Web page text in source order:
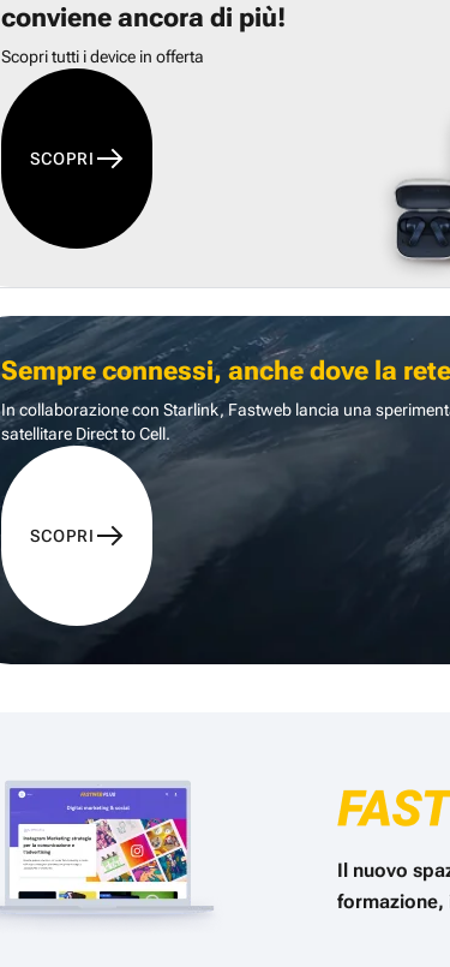
conviene ancora di più!
Scopri tutti i device in offerta
SCOPRI
Sempre connessi, anche dove la
In collaborazione con Starlink, Fastweb lancia una
satellitare Direct to Cell.
SCOPRI
Il nuovo
formazione,